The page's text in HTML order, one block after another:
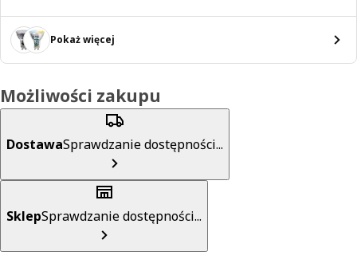
Pokaż więcej
Możliwości zakupu
DostawaSprawdzanie dostępności...
SklepSprawdzanie dostępności...